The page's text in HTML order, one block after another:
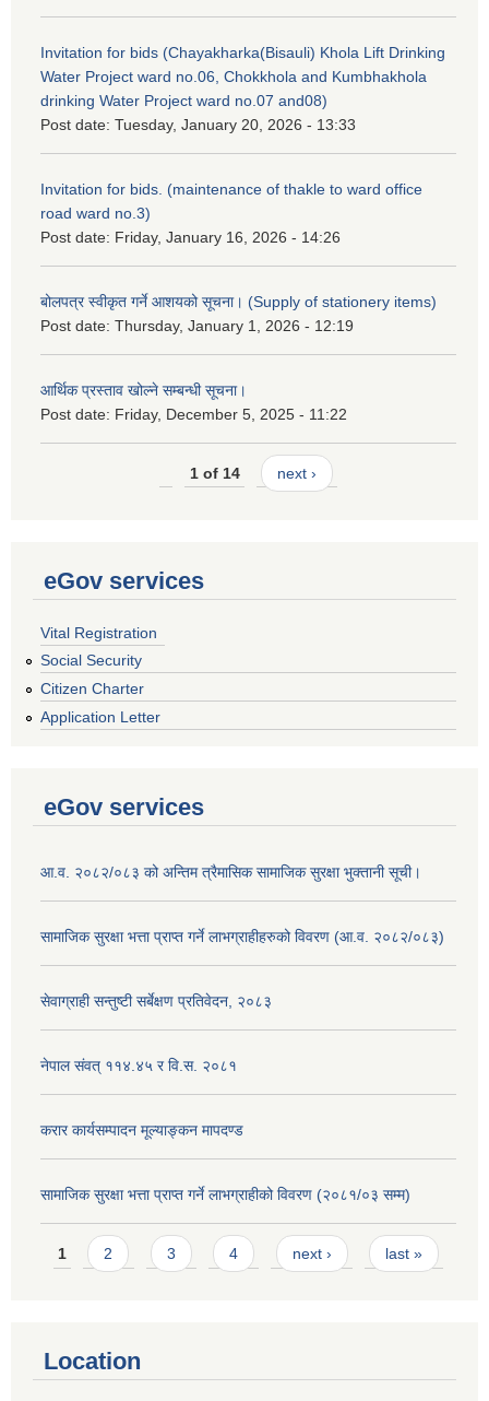
Invitation for bids (Chayakharka(Bisauli) Khola Lift Drinking
Water Project ward no.06, Chokkhola and Kumbhakhola
drinking Water Project ward no.07 and08)
Post date: Tuesday, January 20, 2026 - 13:33
Invitation for bids. (maintenance of thakle to ward office
road ward no.3)
Post date: Friday, January 16, 2026 - 14:26
बोलपत्र स्वीकृत गर्ने आशयको सूचना। (Supply of stationery items)
Post date: Thursday, January 1, 2026 - 12:19
आर्थिक प्रस्ताव खोल्ने सम्बन्धी सूचना।
Post date: Friday, December 5, 2025 - 11:22
1 of 14 next ›
eGov services
Vital Registration
Social Security
Citizen Charter
Application Letter
eGov services
आ.व. २०८२/०८३ को अन्तिम त्रैमासिक सामाजिक सुरक्षा भुक्तानी सूची।
सामाजिक सुरक्षा भत्ता प्राप्त गर्ने लाभग्राहीहरुको विवरण (आ.व. २०८२/०८३)
सेवाग्राही सन्तुष्टी सर्बेक्षण प्रतिवेदन, २०८३
नेपाल संवत् ११४.४५ र वि.स. २०८१
करार कार्यसम्पादन मूल्याङ्कन मापदण्ड
सामाजिक सुरक्षा भत्ता प्राप्त गर्ने लाभग्राहीको विवरण (२०८१/०३ सम्म)
Pages
1 2 3 4 next › last »
Location